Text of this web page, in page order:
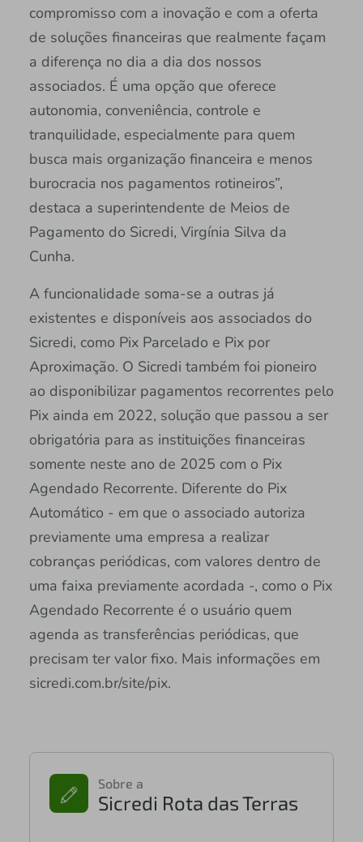
compromisso com a inovação e com a oferta
de soluções financeiras que realmente façam
a diferença no dia a dia dos nossos
associados. É uma opção que oferece
autonomia, conveniência, controle e
tranquilidade, especialmente para quem
busca mais organização financeira e menos
burocracia nos pagamentos rotineiros”,
destaca a superintendente de Meios de
Pagamento do Sicredi, Virgínia Silva da
Cunha.
A funcionalidade soma-se a outras já
existentes e disponíveis aos associados do
Sicredi, como Pix Parcelado e Pix por
Aproximação. O Sicredi também foi pioneiro
ao disponibilizar pagamentos recorrentes pelo
Pix ainda em 2022, solução que passou a ser
obrigatória para as instituições financeiras
somente neste ano de 2025 com o Pix
Agendado Recorrente. Diferente do Pix
Automático - em que o associado autoriza
previamente uma empresa a realizar
cobranças periódicas, com valores dentro de
uma faixa previamente acordada -, como o Pix
Agendado Recorrente é o usuário quem
agenda as transferências periódicas, que
precisam ter valor fixo. Mais informações em
sicredi.com.br/site/pix.
Sobre a
Sicredi Rota das Terras